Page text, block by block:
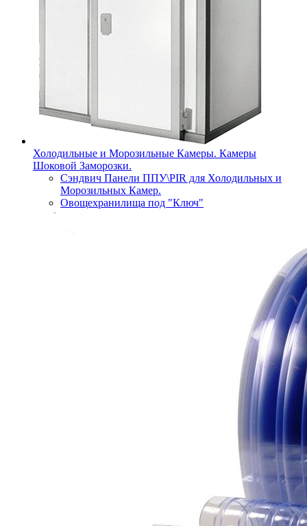
Холодильные и Морозильные Камеры. Камеры
Шоковой Заморозки.
Сэндвич Панели ППУ\PIR для Холодильных и
Морозильных Камер.
Овощехранилища под "Ключ"